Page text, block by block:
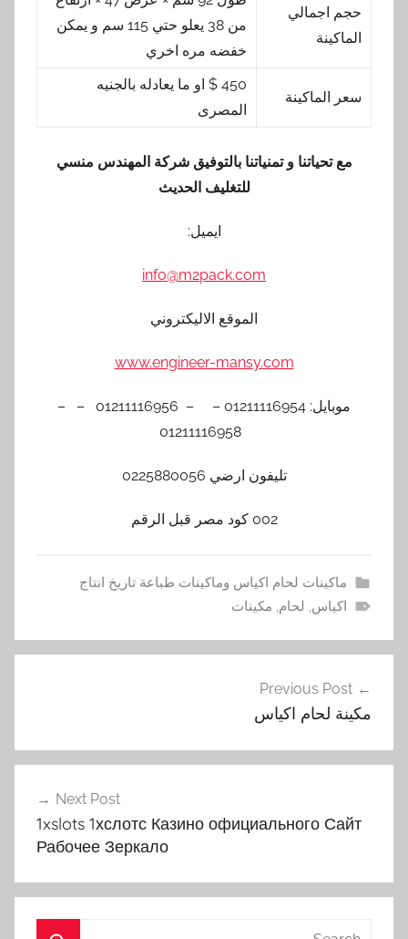
حجم اجمالي
الماكينة
من 38 يعلو حتي 115 سم و يمكن
خفضه مره اخري
سعر الماكينة
450 $ او ما يعادله بالجنيه
المصرى
مع تحياتنا و تمنياتنا بالتوفيق شركة المهندس منسي
للتغليف الحديث
ايميل:
info@m2pack.com
الموقع الاليكتروني
www.engineer-mansy.com
موبايل: 01211116954 – – 01211116956 – –
تليفون ارضي 0225880056
002 كود مصر قبل الرقم
ماكينات لحام اكياس وماكينات طباعة تاريخ انتاج
اكياس, لحام, مكينات
المقالات
Previous Post
مكينة لحام اكياس
Next Post
1xslots 1хслотс Казино официального Сайт
Рабочее Зеркало
Search